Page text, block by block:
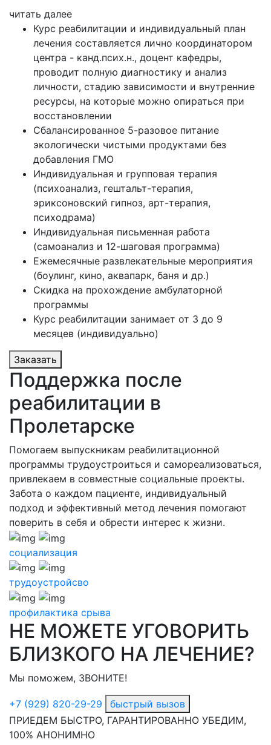
читать далее
Курс реабилитации и индивидуальный план
лечения составляется лично координатором
центра - канд.псих.н., доцент кафедры,
проводит полную диагностику и анализ
личности, стадию зависимости и внутренние
ресурсы, на которые можно опираться при
восстановлении
Сбалансированное 5-разовое питание
экологически чистыми продуктами без
добавления ГМО
Индивидуальная и групповая терапия
(психоанализ, гештальт-терапия,
эриксоновский гипноз, арт-терапия,
психодрама)
Индивидуальная письменная работа
(самоанализ и 12-шаговая программа)
Ежемесячные развлекательные мероприятия
(боулинг, кино, аквапарк, баня и др.)
Скидка на прохождение амбулаторной
программы
Курс реабилитации занимает от 3 до 9
месяцев (индивидуально)
Заказать
Поддержка после
реабилитации в
Пролетарске
Помогаем выпускникам реабилитационной
программы трудоустроиться и самореализоваться,
привлекаем в совместные социальные проекты.
Забота о каждом пациенте, индивидуальный
подход и эффективный метод лечения помогают
поверить в себя и обрести интерес к жизни.
социализация
трудоустройсво
профилактика срыва
НЕ МОЖЕТЕ УГОВОРИТЬ
БЛИЗКОГО НА ЛЕЧЕНИЕ?
Мы поможем, ЗВОНИТЕ!
+7 (929) 820-29-29
быстрый вызов
ПРИЕДЕМ БЫСТРО, ГАРАНТИРОВАННО УБЕДИМ,
100% АНОНИМНО